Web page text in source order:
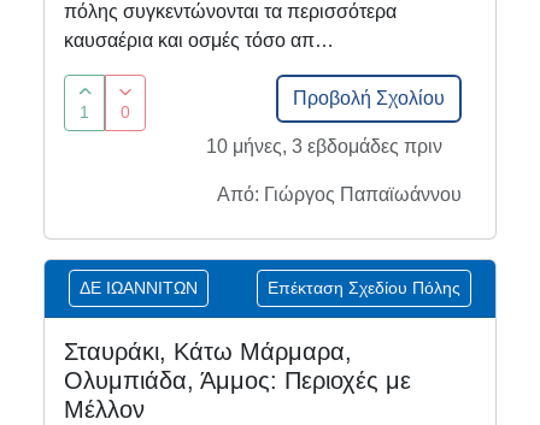
πόλης συγκεντώνονται τα περισσότερα
καυσαέρια και οσμές τόσο απ…
1 0
Προβολή Σχολίου
10 μήνες, 3 εβδομάδες πριν
Από: Γιώργος Παπαϊωάννου
ΔΕ ΙΩΑΝΝΙΤΩΝ Επέκταση Σχεδίου Πόλης
Σταυράκι, Κάτω Μάρμαρα,
Ολυμπιάδα, Άμμος: Περιοχές με
Μέλλον